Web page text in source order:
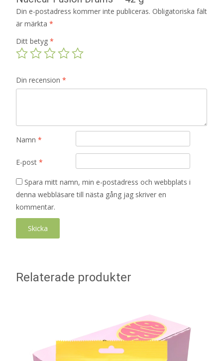
Din e-postadress kommer inte publiceras. Obligatoriska fält
är märkta *
Ditt betyg *
Din recension *
Namn *
E-post *
Spara mitt namn, min e-postadress och webbplats i
denna webbläsare till nästa gång jag skriver en
kommentar.
Relaterade produkter